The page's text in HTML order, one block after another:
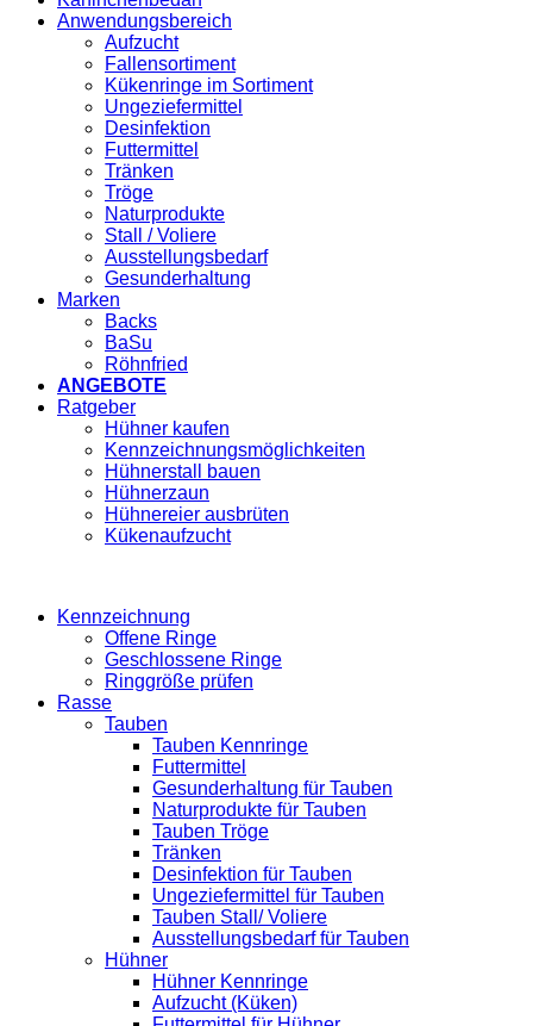
Anwendungsbereich
Aufzucht
Fallensortiment
Kükenringe im Sortiment
Ungeziefermittel
Desinfektion
Futtermittel
Tränken
Tröge
Naturprodukte
Stall / Voliere
Ausstellungsbedarf
Gesunderhaltung
Marken
Backs
BaSu
Röhnfried
ANGEBOTE
Ratgeber
Hühner kaufen
Kennzeichnungsmöglichkeiten
Hühnerstall bauen
Hühnerzaun
Hühnereier ausbrüten
Kükenaufzucht
Kennzeichnung
Offene Ringe
Geschlossene Ringe
Ringgröße prüfen
Rasse
Tauben
Tauben Kennringe
Futtermittel
Gesunderhaltung für Tauben
Naturprodukte für Tauben
Tauben Tröge
Tränken
Desinfektion für Tauben
Ungeziefermittel für Tauben
Tauben Stall/ Voliere
Ausstellungsbedarf für Tauben
Hühner
Hühner Kennringe
Aufzucht (Küken)